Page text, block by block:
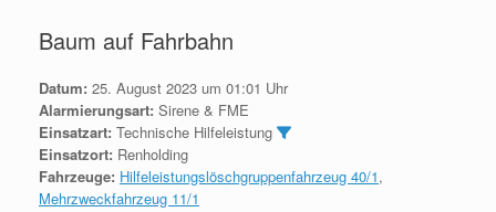
Baum auf Fahrbahn
Datum: 25. August 2023 um 01:01 Uhr
Alarmierungsart: Sirene & FME
Einsatzart: Technische Hilfeleistung
Einsatzort: Renholding
Fahrzeuge: Hilfeleistungslöschgruppenfahrzeug 40/1,
Mehrzweckfahrzeug 11/1